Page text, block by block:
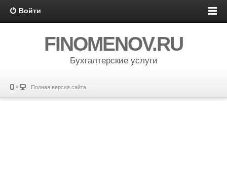
Войти
FINOMENOV.RU
Бухгалтерские услуги
Полная версия сайта